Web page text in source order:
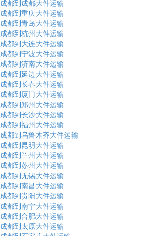
成都到成都大件运输
成都到重庆大件运输
成都到青岛大件运输
成都到杭州大件运输
成都到大连大件运输
成都到宁波大件运输
成都到济南大件运输
成都到延边大件运输
成都到长春大件运输
成都到厦门大件运输
成都到郑州大件运输
成都到长沙大件运输
成都到福州大件运输
成都到乌鲁木齐大件运输
成都到昆明大件运输
成都到兰州大件运输
成都到苏州大件运输
成都到无锡大件运输
成都到南昌大件运输
成都到贵阳大件运输
成都到南宁大件运输
成都到合肥大件运输
成都到太原大件运输